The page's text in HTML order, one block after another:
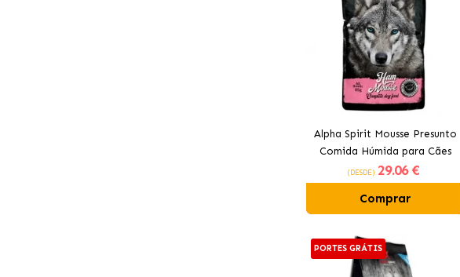
Alpha Spirit Mousse Presunto
Comida Húmida para Cães
com Porco
(DESDE) 29.06 €
Comprar
PORTES GRÁTIS